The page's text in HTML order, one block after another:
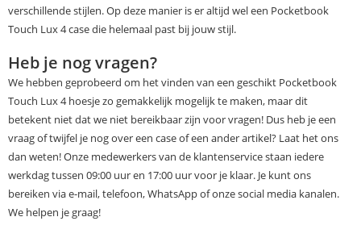
verschillende stijlen. Op deze manier is er altijd wel een Pocketbook
Touch Lux 4 case die helemaal past bij jouw stijl.
Heb je nog vragen?
We hebben geprobeerd om het vinden van een geschikt Pocketbook
Touch Lux 4 hoesje zo gemakkelijk mogelijk te maken, maar dit
betekent niet dat we niet bereikbaar zijn voor vragen! Dus heb je een
vraag of twijfel je nog over een case of een ander artikel? Laat het ons
dan weten! Onze medewerkers van de klantenservice staan iedere
werkdag tussen 09:00 uur en 17:00 uur voor je klaar. Je kunt ons
bereiken via e-mail, telefoon, WhatsApp of onze social media kanalen.
We helpen je graag!